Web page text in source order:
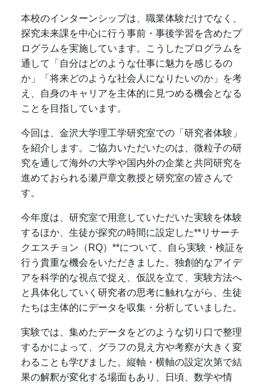
本校のインターンシップは、職業体験だけでなく、
探究未来課を中心に行う事前・事後学習を含めたプ
ログラムを実施しています。こうしたプログラムを
通して「自分はどのような仕事に魅力を感じるの
か」「将来どのような社会人になりたいのか」を考
え、自身のキャリアを主体的に見つめる機会となる
ことを目指しています。
今回は、 金沢大学理工学研究室での「研究者体験」
を紹介します。ご協力いただいたのは、微粒子の研
究を通して海外の大学や国内外の企業と共同研究を
進めておられる瀬戸章文教授と研究室の皆さんで
す。
今年度は、研究室で用意していただいた実験を体験
するほか、生徒が探究の時間に設定した**リサーチ
クエスチョン（RQ）**について、自ら実験・検証を
行う貴重な機会をいただきました。独創的なアイデ
アを科学的な視点で捉え、仮説を立て、実験方法へ
と具体化していく研究者の思考に触れながら、生徒
たちは主体的にデータを収集・分析していました。
実験では、集めたデータをどのような切り口で整理
するかによって、グラフの見え方や考察が大きく変
わることも学びました。縦軸・横軸の設定次第で結
果の解釈が変化する場面もあり、日頃、数学や情